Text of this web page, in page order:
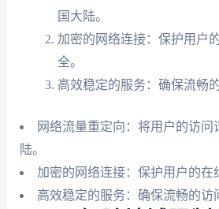
国大陆。
加密的网络连接：保护用户
全。
高效稳定的服务：确保流畅
网络流量重定向：将用户的访问
陆。
加密的网络连接：保护用户的在
高效稳定的服务：确保流畅的访